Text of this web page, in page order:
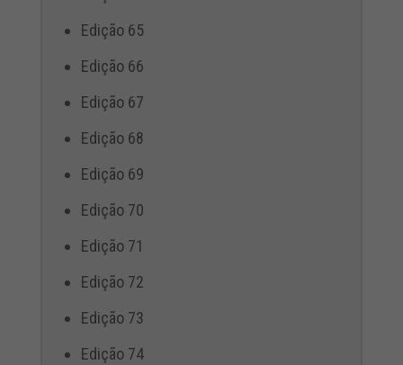
Edição 65
Edição 66
Edição 67
Edição 68
Edição 69
Edição 70
Edição 71
Edição 72
Edição 73
Edição 74